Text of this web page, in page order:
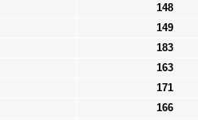
148
149
183
163
171
166